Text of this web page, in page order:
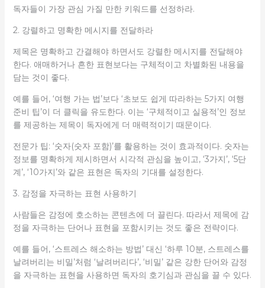
독자들이 가장 관심 가질 만한 키워드를 선정하라.
2. 강렬하고 명확한 메시지를 전달하라
제목은 명확하고 간결해야 하면서도 강렬한 메시지를 전달해야
한다. 애매하거나 흔한 표현보다는 구체적이고 차별화된 내용을
담는 것이 좋다.
예를 들어, ‘여행 가는 법’보다 ‘초보도 쉽게 따라하는 5가지 여행
준비 팁’이 더 클릭을 유도한다. 이는 ‘구체적이고 실용적’인 정보
를 제공하는 제목이 독자에게 더 매력적이기 때문이다.
전문가 팁: ‘숫자(숫자 포함)’를 활용하는 것이 효과적이다. 숫자는
정보를 명확하게 제시하면서 시각적 관심을 높이고, ‘3가지’, ‘5단
계’, ‘10가지’와 같은 표현은 독자의 기대를 설정한다.
3. 감정을 자극하는 표현 사용하기
사람들은 감정에 호소하는 콘텐츠에 더 끌린다. 따라서 제목에 감
정을 자극하는 단어나 표현을 포함시키는 것도 좋은 전략이다.
예를 들어, ‘스트레스 해소하는 방법’ 대신 ‘하루 10분, 스트레스를
날려버리는 비밀’처럼 ‘날려버리다’, ‘비밀’ 같은 강한 단어와 감정
을 자극하는 표현을 사용하면 독자의 호기심과 관심을 끌 수 있다.